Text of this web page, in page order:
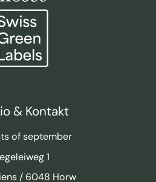
& Kontakt
of september
1
/ 6048 Horw